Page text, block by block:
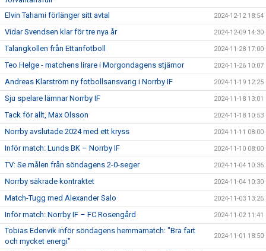
Elvin Tahami förlänger sitt avtal 2024-12-12 18:54
Vidar Svendsen klar för tre nya år 2024-12-09 14:30
Talangkollen från Ettanfotboll 2024-11-28 17:00
Teo Helge - matchens lirare i Morgondagens stjärnor 2024-11-26 10:07
Andreas Klarström ny fotbollsansvarig i Norrby IF 2024-11-19 12:25
Sju spelare lämnar Norrby IF 2024-11-18 13:01
Tack för allt, Max Olsson 2024-11-18 10:53
Norrby avslutade 2024 med ett kryss 2024-11-11 08:00
Inför match: Lunds BK – Norrby IF 2024-11-10 08:00
TV: Se målen från söndagens 2-0-seger 2024-11-04 10:36
Norrby säkrade kontraktet 2024-11-04 10:30
Match-Tugg med Alexander Salo 2024-11-03 13:26
Inför match: Norrby IF – FC Rosengård 2024-11-02 11:41
Tobias Edenvik inför söndagens hemmamatch: "Bra fart
och mycket energi"
2024-11-01 18:50